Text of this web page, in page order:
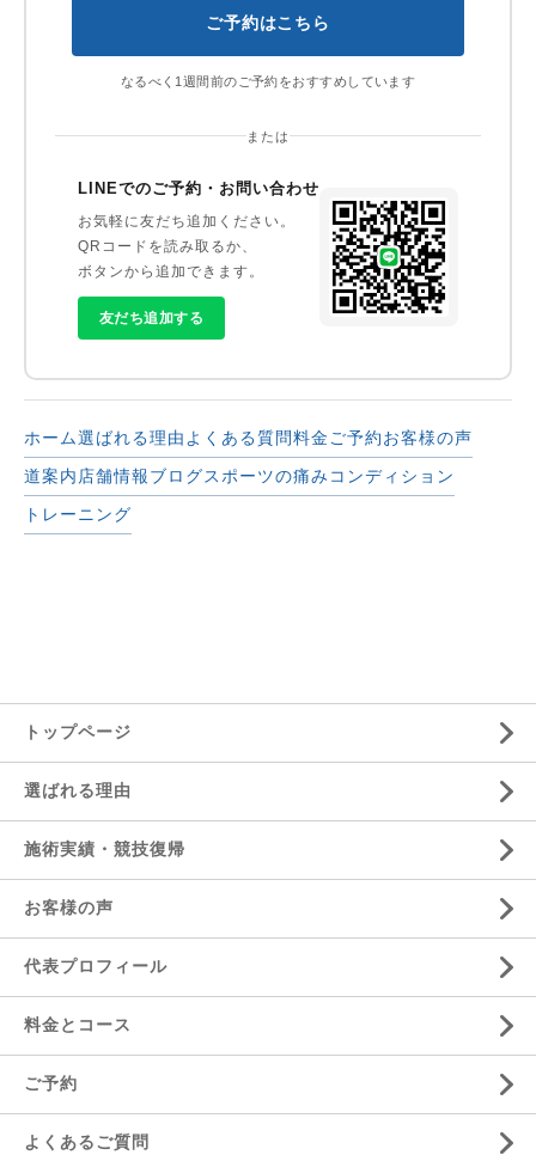
ご予約はこちら
なるべく1週間前のご予約をおすすめしています
または
LINEでのご予約・お問い合わせ
お気軽に友だち追加ください。
QRコードを読み取るか、
ボタンから追加できます。
友だち追加する
ホーム選ばれる理由 よくある質問料金 ご予約お客様の声
道案内 店舗情報ブログスポーツの痛み コンディション
トレーニング
トップページ
選ばれる理由
施術実績・競技復帰
お客様の声
代表プロフィール
料金とコース
ご予約
よくあるご質問